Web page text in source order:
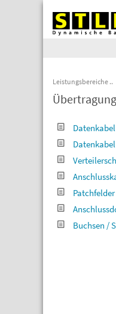
Leistungsbereiche
Datenkabel
Buchsen /